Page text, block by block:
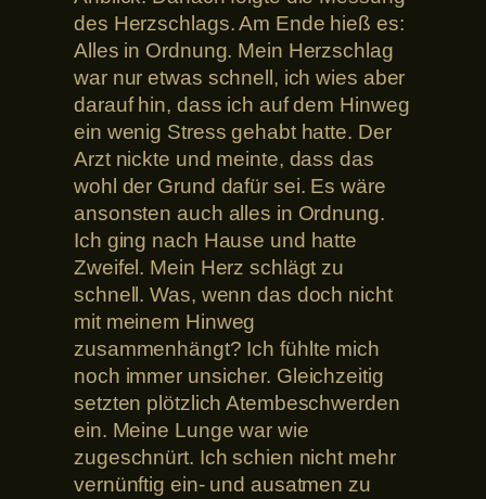
des Herzschlags. Am Ende hieß es:
Alles in Ordnung. Mein Herzschlag
war nur etwas schnell, ich wies aber
darauf hin, dass ich auf dem Hinweg
ein wenig Stress gehabt hatte. Der
Arzt nickte und meinte, dass das
wohl der Grund dafür sei. Es wäre
ansonsten auch alles in Ordnung.
Ich ging nach Hause und hatte
Zweifel. Mein Herz schlägt zu
schnell. Was, wenn das doch nicht
mit meinem Hinweg
zusammenhängt? Ich fühlte mich
noch immer unsicher. Gleichzeitig
setzten plötzlich Atembeschwerden
ein. Meine Lunge war wie
zugeschnürt. Ich schien nicht mehr
vernünftig ein- und ausatmen zu